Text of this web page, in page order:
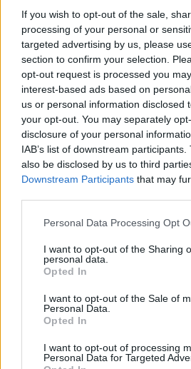
If you wish to opt-out of the sale,
processing of your personal or
targeted advertising by us, please
section to confirm your selection.
opt-out request is processed you
interest-based ads based on
us or personal information disclosed
your opt-out. You may separately
disclosure of your personal
IAB’s list of downstream
also be disclosed by us to third
Downstream Participants that may
Personal Data Processing Opt
I want to opt-out of the Sharing
personal data.
Opted In
I want to opt-out of the Sale of
Personal Data.
Opted In
I want to opt-out of processing
Personal Data for Targeted
Древен храм на почти
откриха под кафене за
Полша
07.08.2026 / 16:00
създаде нови